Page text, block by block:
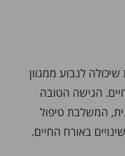
לנבוע ממגוון
הגישה הטובה
המשלבת טיפול
באורח החיים.